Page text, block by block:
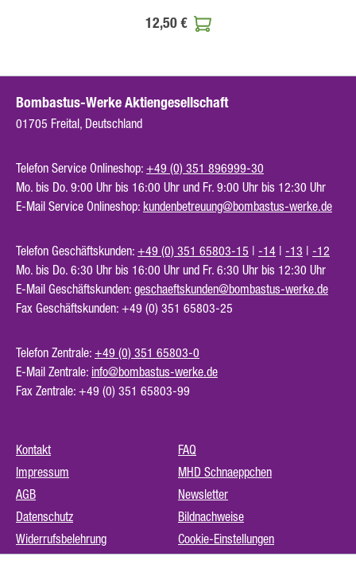
12,50 €
Bombastus-Werke Aktiengesellschaft
01705 Freital, Deutschland
Telefon Service Onlineshop: +49 (0) 351 896999-30
Mo. bis Do. 9:00 Uhr bis 16:00 Uhr und Fr. 9:00 Uhr bis 12:30 Uhr
E-Mail Service Onlineshop: kundenbetreuung@bombastus-werke.de
Telefon Geschäftskunden: +49 (0) 351 65803-15 | -14 | -13 | -12
Mo. bis Do. 6:30 Uhr bis 16:00 Uhr und Fr. 6:30 Uhr bis 12:30 Uhr
E-Mail Geschäftskunden: geschaeftskunden@bombastus-werke.de
Fax Geschäftskunden: +49 (0) 351 65803-25
Telefon Zentrale: +49 (0) 351 65803-0
E-Mail Zentrale: info@bombastus-werke.de
Fax Zentrale: +49 (0) 351 65803-99
Kontakt
Impressum
AGB
Datenschutz
Widerrufsbelehrung
FAQ
MHD Schnaeppchen
Newsletter
Bildnachweise
Cookie-Einstellungen